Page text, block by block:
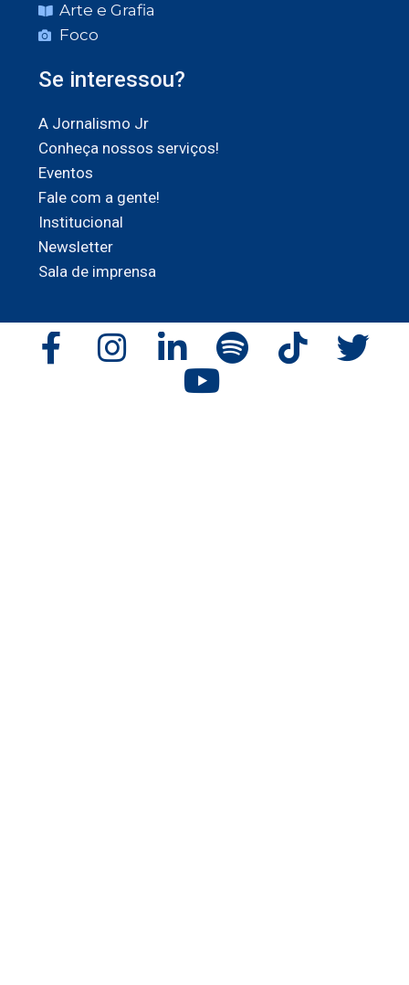
Arte e Grafia
Foco
Se interessou?
A Jornalismo Jr
Conheça nossos serviços!
Eventos
Fale com a gente!
Institucional
Newsletter
Sala de imprensa